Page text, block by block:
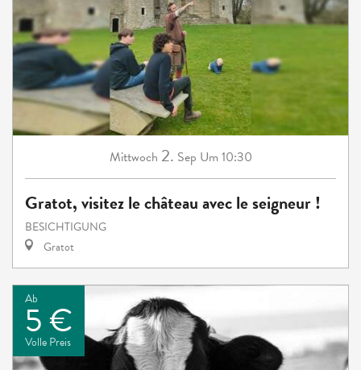
Mittwoch 2. Sep Um 10:30
Gratot, visitez le château avec le seigneur !
BESICHTIGUNG
Gratot
Ab
5 €
Volle Preis